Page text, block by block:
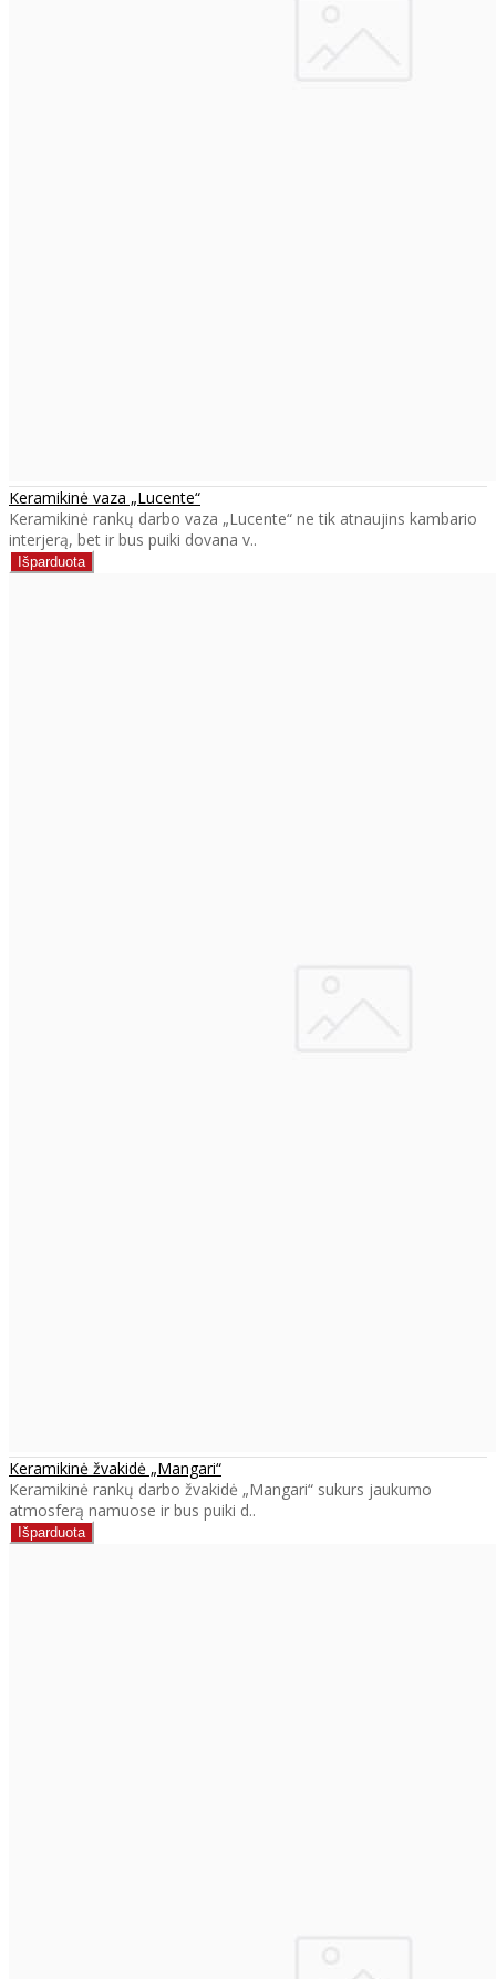
Keramikinė vaza „Lucente“
Keramikinė rankų darbo vaza „Lucente“ ne tik atnaujins kambario
interjerą, bet ir bus puiki dovana v..
Keramikinė žvakidė „Mangari“
Keramikinė rankų darbo žvakidė „Mangari“ sukurs jaukumo
atmosferą namuose ir bus puiki d..